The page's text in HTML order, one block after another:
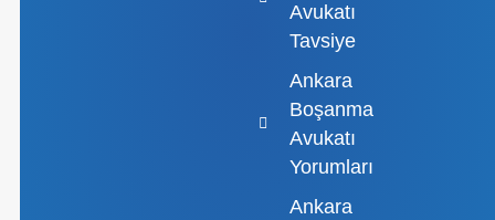
Avukatı
Tavsiye
Ankara
Boşanma
Avukatı
Yorumları
Ankara